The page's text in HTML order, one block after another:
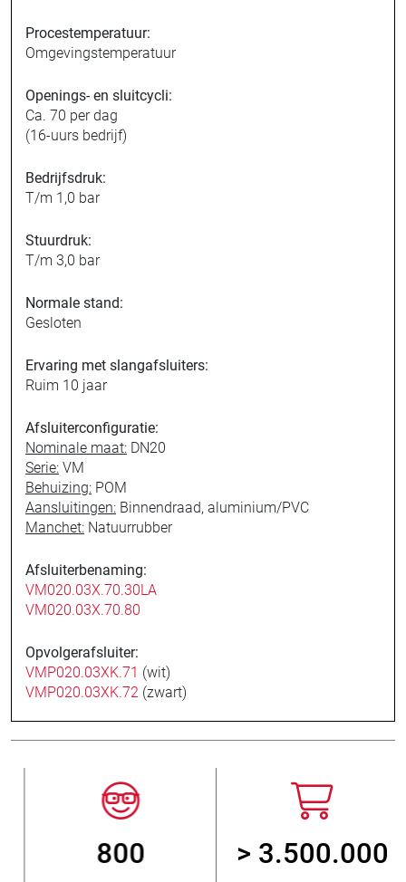
Procestemperatuur:
Omgevingstemperatuur
Openings- en sluitcycli:
Ca. 70 per dag
(16-uurs bedrijf)
Bedrijfsdruk:
T/m 1,0 bar
Stuurdruk:
T/m 3,0 bar
Normale stand:
Gesloten
Ervaring met slangafsluiters:
Ruim 10 jaar
Afsluiterconfiguratie:
Nominale maat: DN20
Serie: VM
Behuizing: POM
Aansluitingen: Binnendraad, aluminium/PVC
Manchet: Natuurrubber
Afsluiterbenaming:
VM020.03X.70.30LA
VM020.03X.70.80
Opvolgerafsluiter:
VMP020.03XK.71 (wit)
VMP020.03XK.72 (zwart)
800 > 3.500.000